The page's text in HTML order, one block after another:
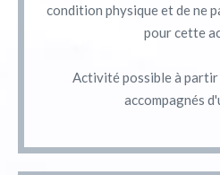
condition physique et de ne
pour cette
Activité possible à partir
accompagnés